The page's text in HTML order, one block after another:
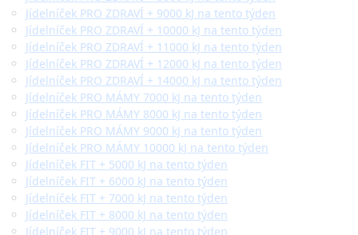
Jídelníček PRO ZDRAVÍ + 9000 kJ na tento týden
Jídelníček PRO ZDRAVÍ + 10000 kJ na tento týden
Jídelníček PRO ZDRAVÍ + 11000 kJ na tento týden
Jídelníček PRO ZDRAVÍ + 12000 kJ na tento týden
Jídelníček PRO ZDRAVÍ + 14000 kJ na tento týden
Jídelníček PRO MÁMY 7000 kJ na tento týden
Jídelníček PRO MÁMY 8000 kJ na tento týden
Jídelníček PRO MÁMY 9000 kJ na tento týden
Jídelníček PRO MÁMY 10000 kJ na tento týden
Jídelníček FIT + 5000 kJ na tento týden
Jídelníček FIT + 6000 kJ na tento týden
Jídelníček FIT + 7000 kJ na tento týden
Jídelníček FIT + 8000 kJ na tento týden
Jídelníček FIT + 9000 kJ na tento týden